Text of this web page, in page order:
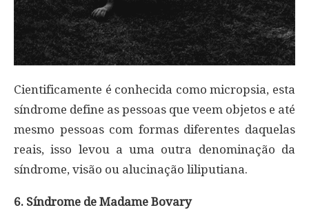
Cientificamente é conhecida como micropsia, esta
síndrome define as pessoas que veem objetos e até
mesmo pessoas com formas diferentes daquelas
reais, isso levou a uma outra denominação da
síndrome, visão ou alucinação liliputiana.
6. Síndrome de Madame Bovary